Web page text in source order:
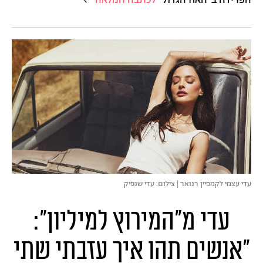
עדי עצמי לקמפיין רנואר | צילום: עדי שנפיק
עדי מ"המירוץ למיליון":
"אנשים תהו איך עזבתי שתי